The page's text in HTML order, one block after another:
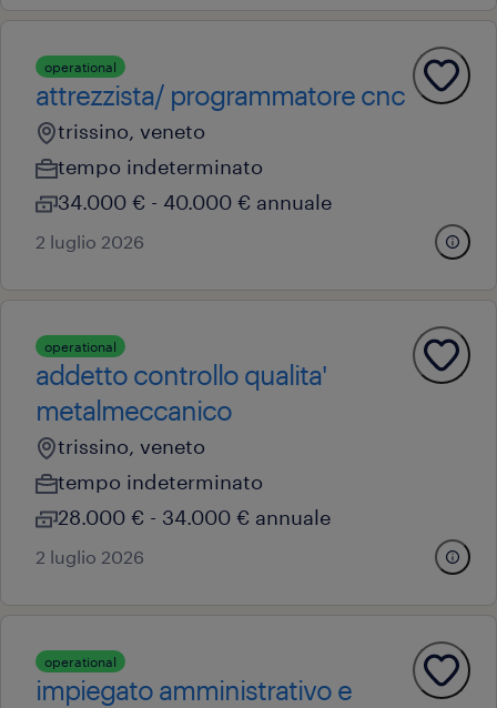
operational
attrezzista/ programmatore cnc
trissino, veneto
tempo indeterminato
34.000 € - 40.000 € annuale
2 luglio 2026
operational
addetto controllo qualita'
metalmeccanico
trissino, veneto
tempo indeterminato
28.000 € - 34.000 € annuale
2 luglio 2026
operational
impiegato amministrativo e